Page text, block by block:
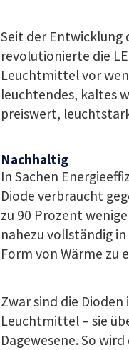
Seit der Entwicklung
revolutionierte die
Leuchtmittel vor
leuchtendes, kaltes
preiswert,
Nachhaltig
In Sachen
Diode verbraucht
zu 90 Prozent
nahezu vollständig
Form von Wärme zu
Zwar sind die
Leuchtmittel – sie
Dagewesene. So